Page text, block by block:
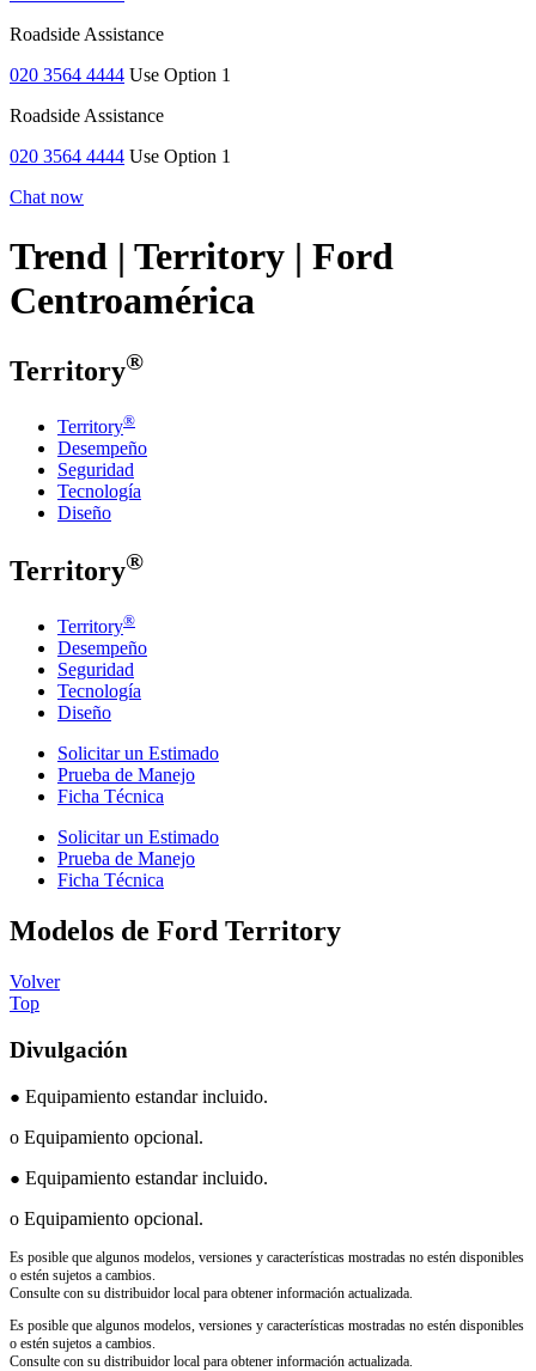
Roadside Assistance
020 3564 4444 Use Option 1
Roadside Assistance
020 3564 4444 Use Option 1
Chat now
Trend | Territory | Ford
Centroamérica
Territory®
Territory®
Desempeño
Seguridad
Tecnología
Diseño
Territory®
Territory®
Desempeño
Seguridad
Tecnología
Diseño
Solicitar un Estimado
Prueba de Manejo
Ficha Técnica
Solicitar un Estimado
Prueba de Manejo
Ficha Técnica
Modelos de Ford Territory
Volver
Top
Divulgación
● Equipamiento estandar incluido.
o Equipamiento opcional.
● Equipamiento estandar incluido.
o Equipamiento opcional.
Es posible que algunos modelos, versiones y características mostradas no estén disponibles
o estén sujetos a cambios.
Consulte con su distribuidor local para obtener información actualizada.
Es posible que algunos modelos, versiones y características mostradas no estén disponibles
o estén sujetos a cambios.
Consulte con su distribuidor local para obtener información actualizada.